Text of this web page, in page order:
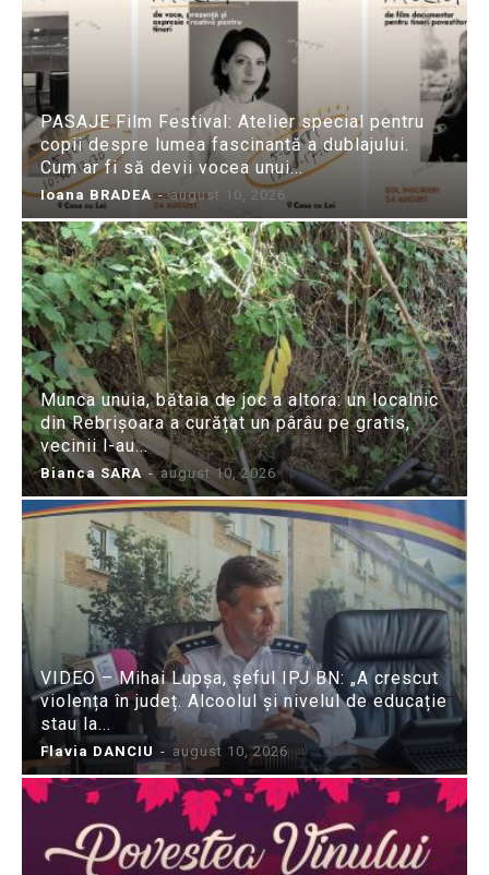
PASAJE Film Festival: Atelier special pentru
copii despre lumea fascinantă a dublajului.
Cum ar fi să devii vocea unui...
Ioana BRADEA - august 10, 2026
Munca unuia, bătaia de joc a altora: un localnic
din Rebrișoara a curățat un pârâu pe gratis,
vecinii l-au...
Bianca SARA - august 10, 2026
VIDEO – Mihai Lupșa, șeful IPJ BN: „A crescut
violența în județ. Alcoolul și nivelul de educație
stau la...
Flavia DANCIU - august 10, 2026